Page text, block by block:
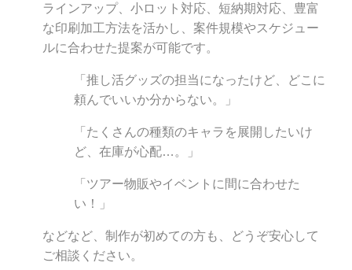
ラインアップ、小ロット対応、短納期対応、豊富
な印刷加工方法を活かし、案件規模やスケジュー
ルに合わせた提案が可能です。
「推し活グッズの担当になったけど、どこに
頼んでいいか分からない。」
「たくさんの種類のキャラを展開したいけ
ど、在庫が心配…。」
「ツアー物販やイベントに間に合わせた
い！」
などなど、制作が初めての方も、どうぞ安心して
ご相談ください。